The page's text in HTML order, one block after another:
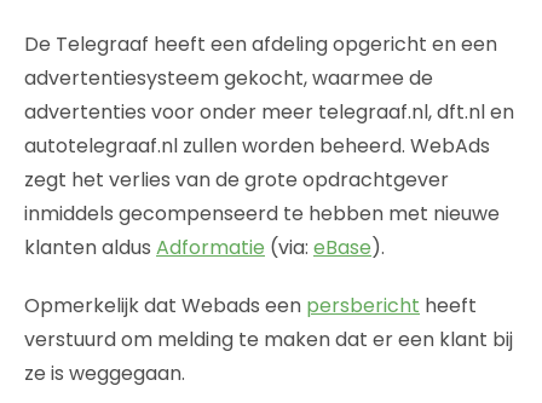
De Telegraaf heeft een afdeling opgericht en een
advertentiesysteem gekocht, waarmee de
advertenties voor onder meer telegraaf.nl, dft.nl en
autotelegraaf.nl zullen worden beheerd. WebAds
zegt het verlies van de grote opdrachtgever
inmiddels gecompenseerd te hebben met nieuwe
klanten aldus Adformatie (via: eBase).
Opmerkelijk dat Webads een persbericht heeft
verstuurd om melding te maken dat er een klant bij
ze is weggegaan.